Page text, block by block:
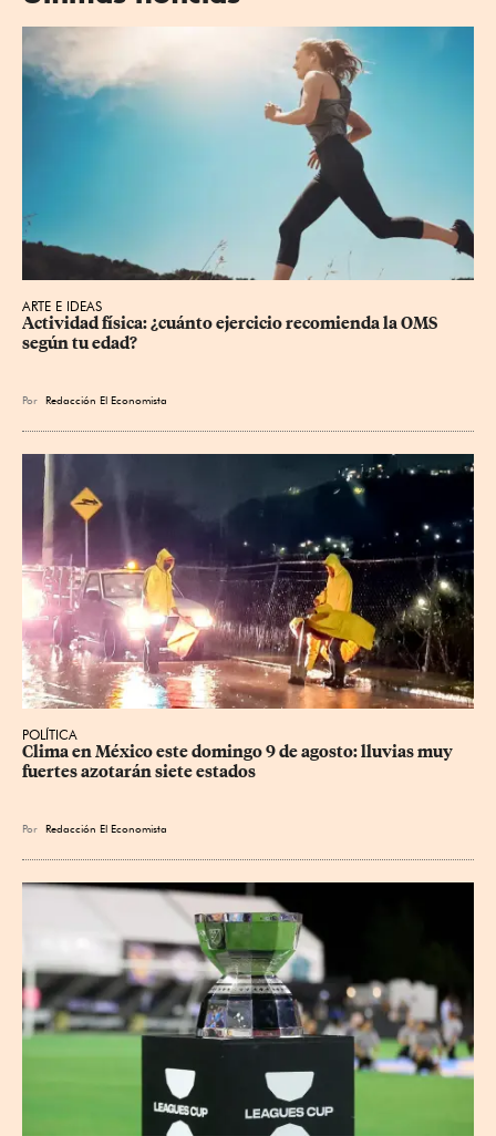
ARTE E IDEAS
Actividad física: ¿cuánto ejercicio recomienda la OMS
según tu edad?
Por Redacción El Economista
POLÍTICA
Clima en México este domingo 9 de agosto: lluvias muy
fuertes azotarán siete estados
Por Redacción El Economista